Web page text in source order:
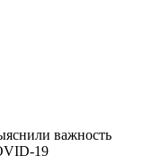
важность
19